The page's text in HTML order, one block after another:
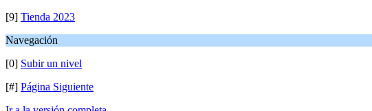
[9] Tienda 2023
Navegación
[0] Subir un nivel
[#] Página Siguiente